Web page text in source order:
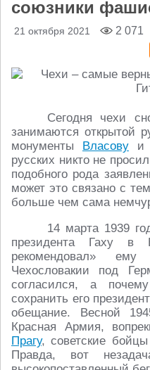
союзники
21 октября 2021 2 071
Сегодня чехи
занимаются открытой
монументы Власову и
русских никто не
подобного рода
может это связано с
больше чем сама
14 марта 1939
президента Гаху в
рекомендовал»
Чехословакии под
согласился, а
сохранить его
обещание. Весной
Красная Армия,
Прагу, советские
Правда, вот